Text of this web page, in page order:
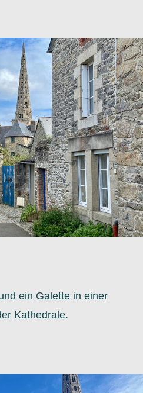
ein Galette in einer
Kathedrale.